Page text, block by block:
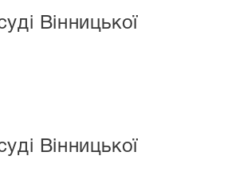
Вінницької
Вінницької